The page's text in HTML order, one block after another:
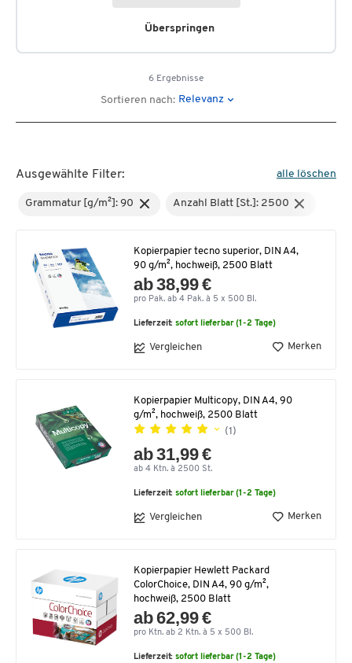
Überspringen
6 Ergebnisse
Sortieren nach: Relevanz
Ausgewählte Filter: alle löschen
Grammatur [g/m²]: 90 Anzahl Blatt [St.]: 2500
Kopierpapier tecno superior, DIN A4,
90 g/m², hochweiß, 2500 Blatt
ab 38,99 €
pro Pak. ab 4 Pak. à 5 x 500 Bl.
Lieferzeit:sofort lieferbar (1-2 Tage)
Vergleichen Merken
Kopierpapier Multicopy, DIN A4, 90
g/m², hochweiß, 2500 Blatt
(1)
ab 31,99 €
ab 4 Ktn. à 2500 St.
Lieferzeit:sofort lieferbar (1-2 Tage)
Vergleichen Merken
Kopierpapier Hewlett Packard
ColorChoice, DIN A4, 90 g/m²,
hochweiß, 2500 Blatt
ab 62,99 €
pro Ktn. ab 2 Ktn. à 5 x 500 Bl.
Lieferzeit:sofort lieferbar (1-2 Tage)